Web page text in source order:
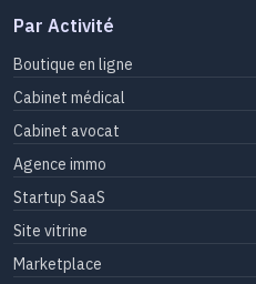
Par Activité
Boutique en ligne
Cabinet médical
Cabinet avocat
Agence immo
Startup SaaS
Site vitrine
Marketplace